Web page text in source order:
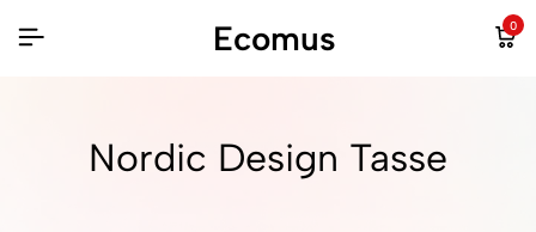
Ecomus 0
Nordic Design Tasse